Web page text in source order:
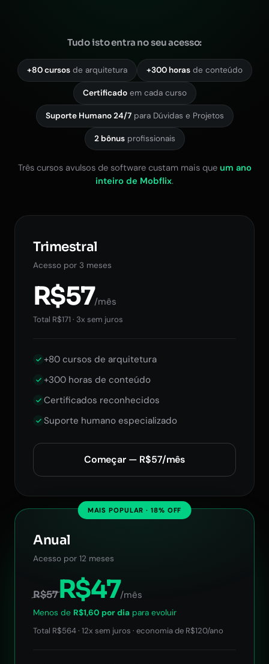
Tudo isto entra no seu acesso:
+80 cursosde arquitetura +300 horasde conteúdo
Certificadoem cada curso
Suporte Humano 24/7para Dúvidas e Projetos
2 bônusprofissionais
Três cursos avulsos de software custam mais que um ano
inteiro de Mobflix.
Trimestral
Acesso por 3 meses
R$57/mês
Total R$171 · 3x sem juros
+80 cursos de arquitetura
+300 horas de conteúdo
Certificados reconhecidos
Suporte humano especializado
Começar — R$57/mês
MAIS POPULAR · 18% OFF
Anual
Acesso por 12 meses
R$57R$47/mês
Menos de R$1,60 por dia para evoluir
Total R$564 · 12x sem juros · economia de R$120/ano